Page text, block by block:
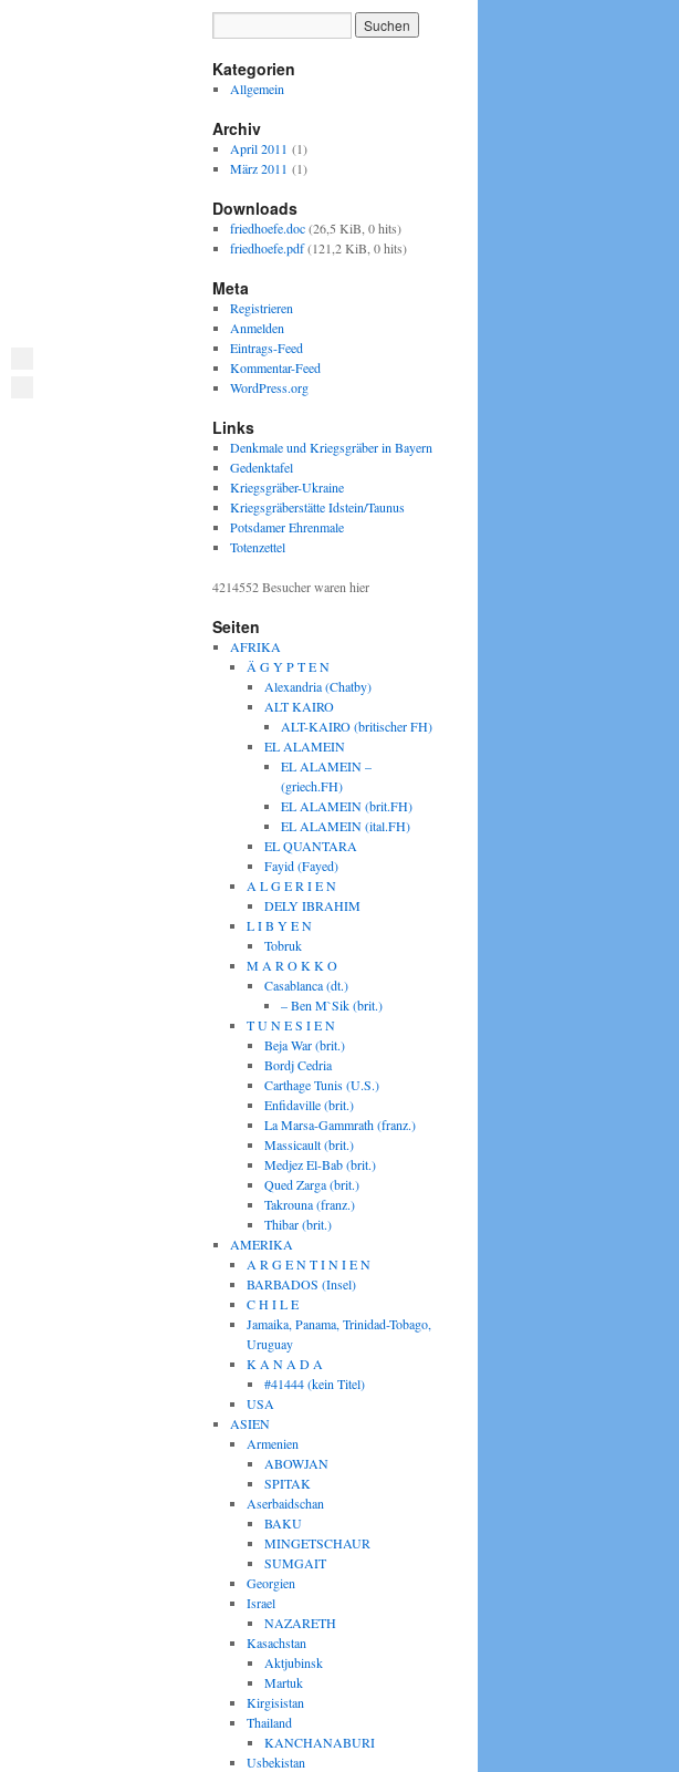
Kategorien
Allgemein
Archiv
April 2011 (1)
März 2011 (1)
Downloads
friedhoefe.doc(26,5 KiB, 0 hits)
friedhoefe.pdf(121,2 KiB, 0 hits)
Meta
Registrieren
Anmelden
Eintrags-Feed
Kommentar-Feed
WordPress.org
Links
Denkmale und Kriegsgräber in Bayern
Gedenktafel
Kriegsgräber-Ukraine
Kriegsgräberstätte Idstein/Taunus
Potsdamer Ehrenmale
Totenzettel
4214552Besucher waren hier
Seiten
AFRIKA
Ä G Y P T E N
Alexandria (Chatby)
ALT KAIRO
ALT-KAIRO (britischer FH)
EL ALAMEIN
EL ALAMEIN –
(griech.FH)
EL ALAMEIN (brit.FH)
EL ALAMEIN (ital.FH)
EL QUANTARA
Fayid (Fayed)
A L G E R I E N
DELY IBRAHIM
L I B Y E N
Tobruk
M A R O K K O
Casablanca (dt.)
– Ben M`Sik (brit.)
T U N E S I E N
Beja War (brit.)
Bordj Cedria
Carthage Tunis (U.S.)
Enfidaville (brit.)
La Marsa-Gammrath (franz.)
Massicault (brit.)
Medjez El-Bab (brit.)
Qued Zarga (brit.)
Takrouna (franz.)
Thibar (brit.)
AMERIKA
A R G E N T I N I E N
BARBADOS (Insel)
C H I L E
Jamaika, Panama, Trinidad-Tobago,
Uruguay
K A N A D A
#41444 (kein Titel)
USA
ASIEN
Armenien
ABOWJAN
SPITAK
Aserbaidschan
BAKU
MINGETSCHAUR
SUMGAIT
Georgien
Israel
NAZARETH
Kasachstan
Aktjubinsk
Martuk
Kirgisistan
Thailand
KANCHANABURI
Usbekistan